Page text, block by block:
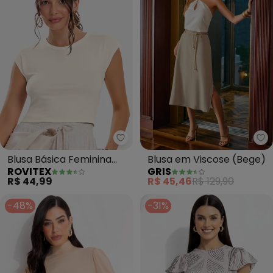
Rovitex - Blusa Básica
Blusa Básica Feminina
Viscotorcion (Bege)
ROVITEX
R$ 44,99
Blusa em Viscose (Bege)
GRIS
R$ 45,46R$ 129,90
-48%
-31%